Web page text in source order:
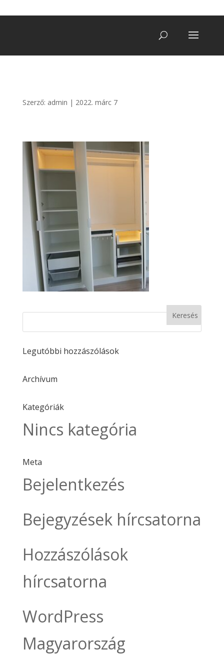
Szerző: admin | 2022. márc 7
Legutóbbi hozzászólások
Archívum
Kategóriák
Nincs kategória
Meta
Bejelentkezés
Bejegyzések hírcsatorna
Hozzászólások
hírcsatorna
WordPress
Magyarország